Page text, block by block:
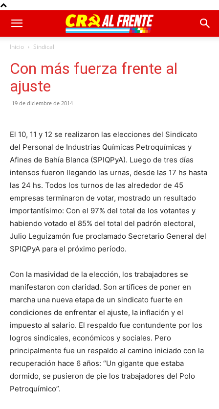
Inicio Sindical
Con más fuerza frente al
ajuste
19 de diciembre de 2014
El 10, 11 y 12 se realizaron las elecciones del Sindicato
del Personal de Industrias Químicas Petroquímicas y
Afines de Bahía Blanca (SPIQPyA). Luego de tres días
intensos fueron llegando las urnas, desde las 17 hs hasta
las 24 hs. Todos los turnos de las alrededor de 45
empresas terminaron de votar, mostrado un resultado
importantísimo: Con el 97% del total de los votantes y
habiendo votado el 85% del total del padrón electoral,
Julio Leguizamón fue proclamado Secretario General del
SPIQPyA para el próximo período.
Con la masividad de la elección, los trabajadores se
manifestaron con claridad. Son artífices de poner en
marcha una nueva etapa de un sindicato fuerte en
condiciones de enfrentar el ajuste, la inflación y el
impuesto al salario. El respaldo fue contundente por los
logros sindicales, económicos y sociales. Pero
principalmente fue un respaldo al camino iniciado con la
recuperación hace 6 años: “Un gigante que estaba
dormido, se pusieron de pie los trabajadores del Polo
Petroquímico”.